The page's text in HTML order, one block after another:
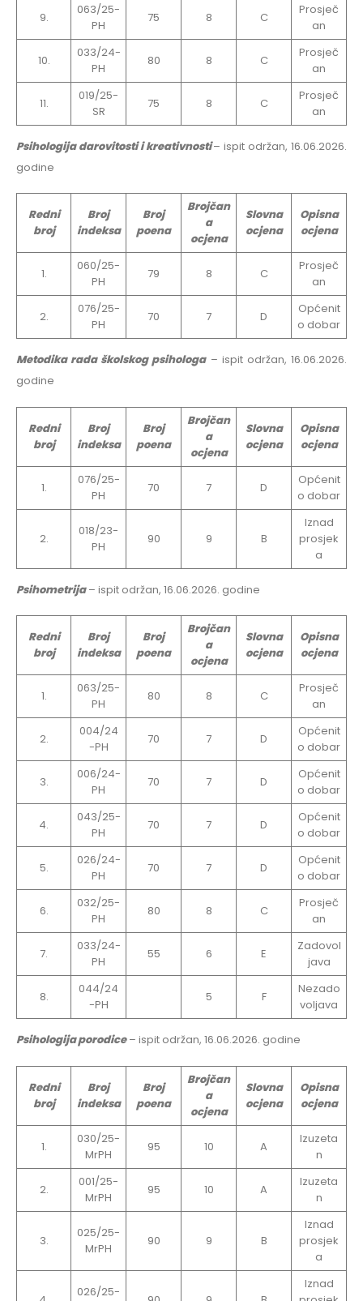
9.
063/25-
PH
75 8 C
Prosječ
an
10.
033/24-
PH
80 8 C
Prosječ
an
11.
019/25-
SR
75 8 C
Prosječ
an
Psihologija darovitosti i kreativnosti– ispit održan, 16.06.2026.
godine
Redni
broj
Broj
indeksa
Broj
poena
Brojčan
a
ocjena
Slovna
ocjena
Opisna
ocjena
1.
060/25-
PH
79 8 C
Prosječ
an
2.
076/25-
PH
70 7 D
Općenit
o dobar
Metodika rada školskog psihologa– ispit održan, 16.06.2026.
godine
Redni
broj
Broj
indeksa
Broj
poena
Brojčan
a
ocjena
Slovna
ocjena
Opisna
ocjena
1.
076/25-
PH
70 7 D
Općenit
o dobar
2.
018/23-
PH
90 9 B
Iznad
prosjek
a
Psihometrija– ispit održan, 16.06.2026. godine
Redni
broj
Broj
indeksa
Broj
poena
Brojčan
a
ocjena
Slovna
ocjena
Opisna
ocjena
1.
063/25-
PH
80 8 C
Prosječ
an
2.
004/24
-PH
70 7 D
Općenit
o dobar
3.
006/24-
PH
70 7 D
Općenit
o dobar
4.
043/25-
PH
70 7 D
Općenit
o dobar
5.
026/24-
PH
70 7 D
Općenit
o dobar
6.
032/25-
PH
80 8 C
Prosječ
an
7.
033/24-
PH
55 6 E
Zadovol
java
8.
044/24
-PH
5 F
Nezado
voljava
Psihologija porodice– ispit održan, 16.06.2026. godine
Redni
broj
Broj
indeksa
Broj
poena
Brojčan
a
ocjena
Slovna
ocjena
Opisna
ocjena
1.
030/25-
MrPH
95 10 A
Izuzeta
n
2.
001/25-
MrPH
95 10 A
Izuzeta
n
3.
025/25-
MrPH
90 9 B
Iznad
prosjek
a
026/25-
Iznad